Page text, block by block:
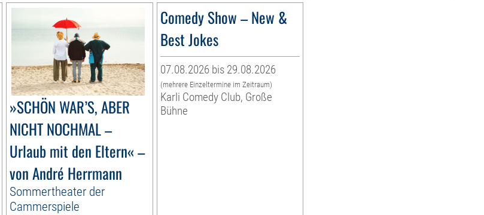
»SCHÖN WAR’S, ABER
NICHT NOCHMAL –
Urlaub mit den Eltern« –
von André Herrmann
Sommertheater der
Cammerspiele
Comedy Show – New &
Best Jokes
07.08.2026 bis 29.08.2026
(mehrere Einzeltermine im Zeitraum)
Karli Comedy Club, Große
Bühne